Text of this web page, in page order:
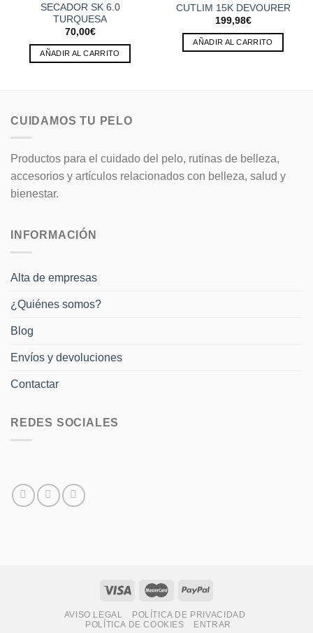
SECADOR SK 6.0
TURQUESA
70,00€
AÑADIR AL CARRITO
CUTLIM 15K DEVOURER
199,98€
AÑADIR AL CARRITO
CUIDAMOS TU PELO
Productos para el cuidado del pelo, rutinas de belleza,
accesorios y artículos relacionados con belleza, salud y
bienestar.
INFORMACIÓN
Alta de empresas
¿Quiénes somos?
Blog
Envíos y devoluciones
Contactar
REDES SOCIALES
AVISO LEGAL
POLÍTICA DE PRIVACIDAD
POLÍTICA DE COOKIES
ENTRAR